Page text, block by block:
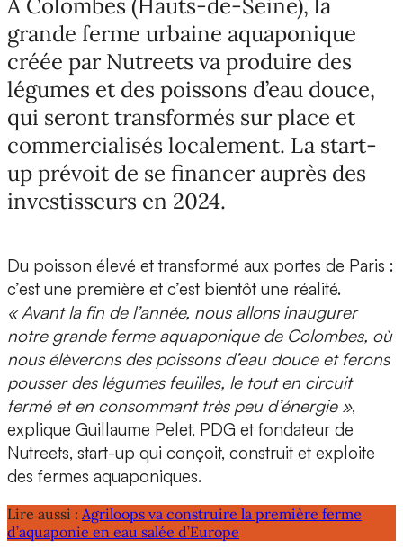
A Colombes (Hauts-de-Seine), la
grande ferme urbaine aquaponique
créée par Nutreets va produire des
légumes et des poissons d’eau douce,
qui seront transformés sur place et
commercialisés localement. La start-
up prévoit de se financer auprès des
investisseurs en 2024.
Du poisson élevé et transformé aux portes de Paris :
c’est une première et c’est bientôt une réalité.
« Avant la fin de l’année, nous allons inaugurer
notre grande ferme aquaponique de Colombes, où
nous élèverons des poissons d’eau douce et ferons
pousser des légumes feuilles, le tout en circuit
fermé et en consommant très peu d’énergie »,
explique Guillaume Pelet, PDG et fondateur de
Nutreets, start-up qui conçoit, construit et exploite
des fermes aquaponiques.
Lire aussi : Agriloops va construire la première ferme
d’aquaponie en eau salée d’Europe